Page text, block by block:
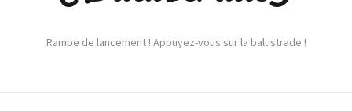
Rampe de lancement ! Appuyez-vous sur la balustrade !